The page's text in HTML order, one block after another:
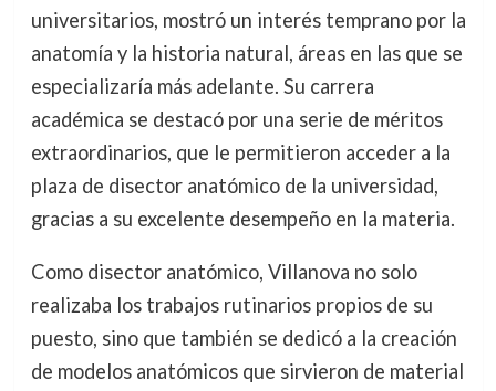
universitarios, mostró un interés temprano por la
anatomía y la historia natural, áreas en las que se
especializaría más adelante. Su carrera
académica se destacó por una serie de méritos
extraordinarios, que le permitieron acceder a la
plaza de disector anatómico de la universidad,
gracias a su excelente desempeño en la materia.
Como disector anatómico, Villanova no solo
realizaba los trabajos rutinarios propios de su
puesto, sino que también se dedicó a la creación
de modelos anatómicos que sirvieron de material